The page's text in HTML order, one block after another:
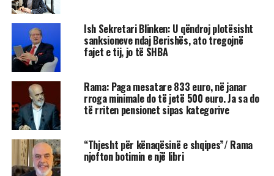
Ish Sekretari Blinken: U qëndroj plotësisht
sanksioneve ndaj Berishës, ato tregojnë
fajet e tij, jo të SHBA
Rama: Paga mesatare 833 euro, në janar
rroga minimale do të jetë 500 euro. Ja sa do
të rriten pensionet sipas kategorive
“Thjesht për kënaqësinë e shqipes”/ Rama
njofton botimin e një libri